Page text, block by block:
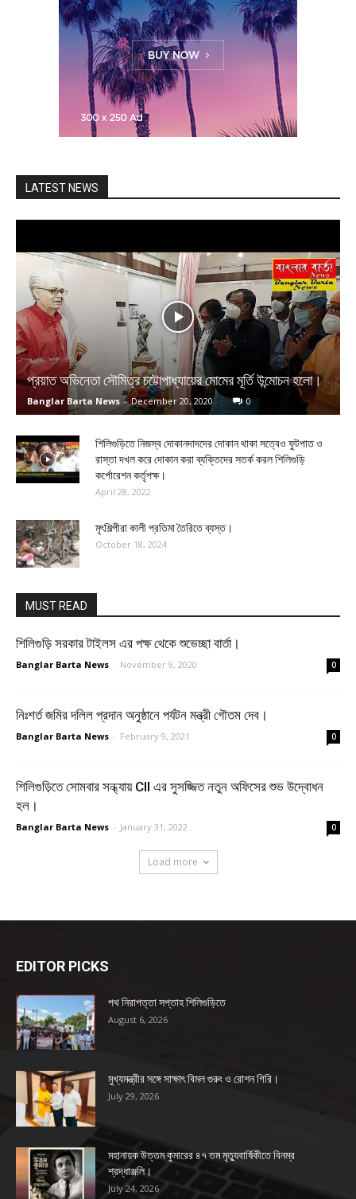
LATEST NEWS
প্রয়াত অভিনেতা সৌমিত্র চট্টোপাধ্যায়ের মোমের মূর্তি উন্মোচন হলো।
Banglar Barta News - December 20, 2020 0
শিলিগুড়িতে নিজস্ব দোকানদাদদের দোকান থাকা সত্বেও ফুটপাত ও
রাস্তা দখল করে দোকান করা ব্যক্তিদের সতর্ক করল শিলিগুড়ি
কর্পোরেশন কর্তৃপক্ষ।
April 28, 2022
মৃৎশিল্পীরা কালী প্রতিমা তৈরিতে ব্যস্ত।
October 18, 2024
MUST READ
শিলিগুড়ি সরকার টাইলস এর পক্ষ থেকে শুভেচ্ছা বার্তা।
Banglar Barta News - November 9, 2020 0
নিঃশর্ত জমির দলিল প্রদান অনুষ্ঠানে পর্যটন মন্ত্রী গৌতম দেব।
Banglar Barta News - February 9, 2021 0
শিলিগুড়িতে সোমবার সন্ধ্যায় CII এর সুসজ্জিত নতুন অফিসের শুভ উদ্বোধন
হল।
Banglar Barta News - January 31, 2022 0
Load more
EDITOR PICKS
পথ নিরাপত্তা সপ্তাহ শিলিগুড়িতে
August 6, 2026
মুখ্যমন্ত্রীর সঙ্গে সাক্ষাৎ বিমল গুরুং ও রোশন গিরি।
July 29, 2026
মহানায়ক উত্তম কুমারের ৪৭ তম মৃত্যুবার্ষিকীতে বিনম্র
শ্রদ্ধাঞ্জলি।
July 24, 2026